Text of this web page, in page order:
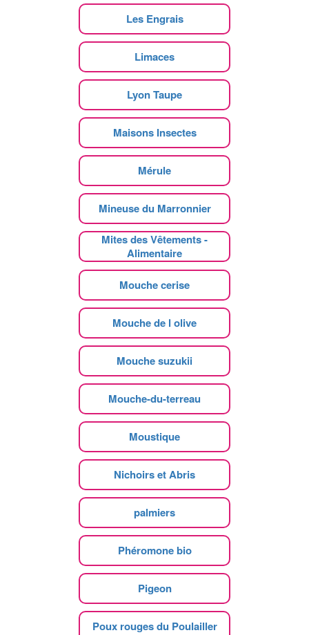
Les Engrais
Limaces
Lyon Taupe
Maisons Insectes
Mérule
Mineuse du Marronnier
Mites des Vêtements -
Alimentaire
Mouche cerise
Mouche de l olive
Mouche suzukii
Mouche-du-terreau
Moustique
Nichoirs et Abris
palmiers
Phéromone bio
Pigeon
Poux rouges du Poulailler